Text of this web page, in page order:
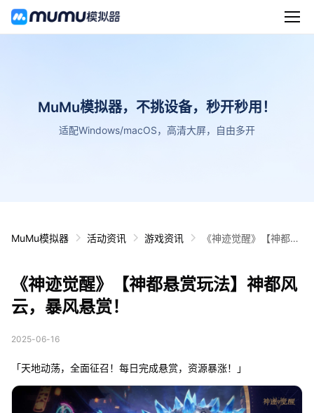
MuMu模拟器，不挑设备，秒开秒用！
适配Windows/macOS，高清大屏，自由多开
MuMu模拟器 活动资讯 游戏资讯
《神迹觉醒》【神都悬
《神迹觉醒》【神都悬赏玩法】神都风
云，暴风悬赏！
2025-06-16
「天地动荡，全面征召！每日完成悬赏，资源暴涨！」